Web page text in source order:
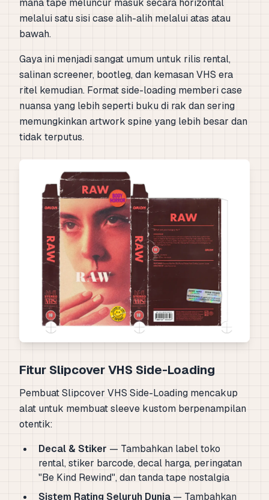
mana tape meluncur masuk secara horizontal
melalui satu sisi case alih-alih melalui atas atau
bawah.
Gaya ini menjadi sangat umum untuk rilis rental,
salinan screener, bootleg, dan kemasan VHS era
ritel kemudian. Format side-loading memberi case
nuansa yang lebih seperti buku di rak dan sering
memungkinkan artwork spine yang lebih besar dan
tidak terputus.
Fitur Slipcover VHS Side-Loading
Pembuat Slipcover VHS Side-Loading mencakup
alat untuk membuat sleeve kustom berpenampilan
otentik:
Decal & Stiker — Tambahkan label toko
rental, stiker barcode, decal harga, peringatan
"Be Kind Rewind", dan tanda tape nostalgia
Sistem Rating Seluruh Dunia — Tambahkan